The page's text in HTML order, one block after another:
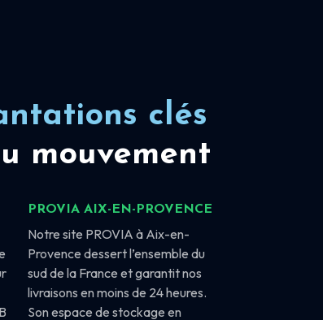
clés
mouvement
PROVIA AIX-EN-PROVENCE
Notre site PROVIA à Aix-en-
Provence dessert l’ensemble du
sud de la France et garantit nos
livraisons en moins de 24 heures.
Son espace de stockage en